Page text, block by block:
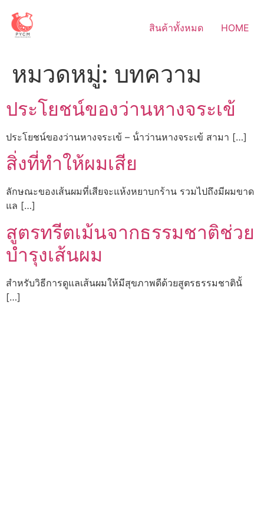
content
สินค้าทั้งหมด HOME
หมวดหมู่: บทความ
ประโยชน์ของว่านหางจระเข้
ประโยชน์ของว่านหางจระเข้ – น้ําว่านหางจระเข้ สามา […]
สิ่งที่ทำให้ผมเสีย
ลักษณะของเส้นผมที่เสียจะแห้งหยาบกร้าน รวมไปถึงมีผมขาด
แล […]
สูตรทรีตเม้นจากธรรมชาติช่วย
บำรุงเส้นผม
สำหรับวิธีการดูแลเส้นผมให้มีสุขภาพดีด้วยสูตรธรรมชาตินั้
[…]